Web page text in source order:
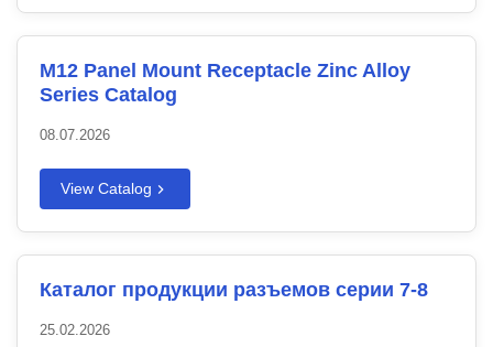
M12 Panel Mount Receptacle Zinc Alloy
Series Catalog
08.07.2026
View Catalog
Каталог продукции разъемов серии 7-8
25.02.2026